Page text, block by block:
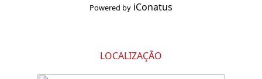
Powered by iConatus
LOCALIZAÇÃO